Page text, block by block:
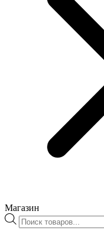
Магазин
Поиск
товаров